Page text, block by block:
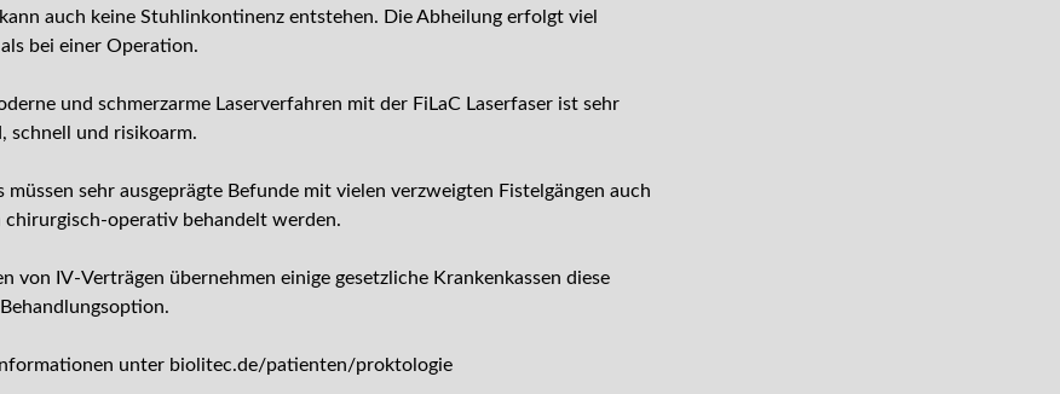
auch keine Stuhlinkontinenz entstehen. Die Abheilung erfolgt viel
bei einer Operation.
und schmerzarme Laserverfahren mit der FiLaC Laserfaser ist sehr
schnell und risikoarm.
müssen sehr ausgeprägte Befunde mit vielen verzweigten Fistelgängen auch
operativ behandelt werden.
von IV-Verträgen übernehmen einige gesetzliche Krankenkassen diese
unter biolitec.de/patienten/proktologie